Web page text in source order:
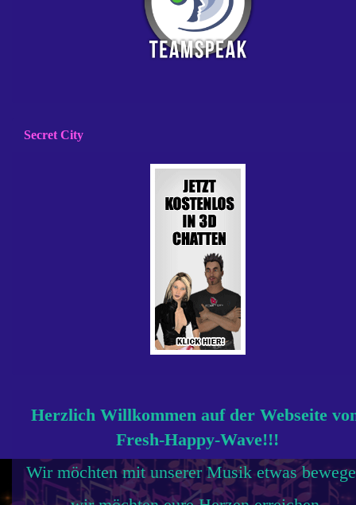
Secret City
Herzlich Willkommen auf der Webseite
Fresh-Happy-Wave!!!
Wir möchten mit unserer Musik etwas